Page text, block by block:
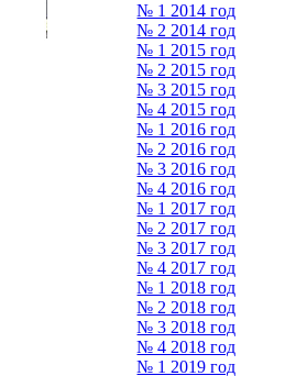
№ 1 2014 год
№ 2 2014 год
№ 1 2015 год
№ 2 2015 год
№ 3 2015 год
№ 4 2015 год
№ 1 2016 год
№ 2 2016 год
№ 3 2016 год
№ 4 2016 год
№ 1 2017 год
№ 2 2017 год
№ 3 2017 год
№ 4 2017 год
№ 1 2018 год
№ 2 2018 год
№ 3 2018 год
№ 4 2018 год
№ 1 2019 год